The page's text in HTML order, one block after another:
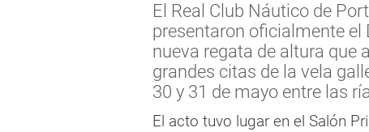
El Real Club Náutico de
presentaron oficialmente el
nueva regata de altura que
grandes citas de la vela
30 y 31 de mayo entre las
El acto tuvo lugar en el Salón